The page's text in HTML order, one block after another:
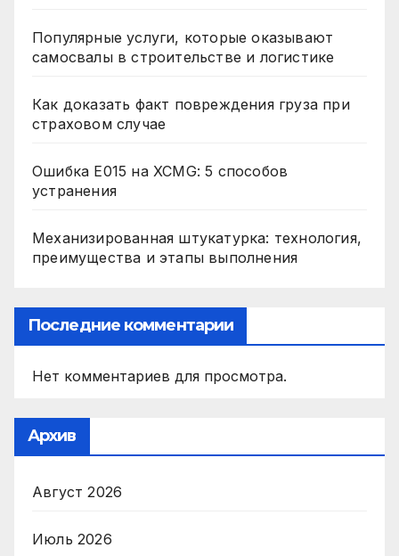
Популярные услуги, которые оказывают
самосвалы в строительстве и логистике
Как доказать факт повреждения груза при
страховом случае
Ошибка E015 на XCMG: 5 способов
устранения
Механизированная штукатурка: технология,
преимущества и этапы выполнения
Последние комментарии
Нет комментариев для просмотра.
Архив
Август 2026
Июль 2026